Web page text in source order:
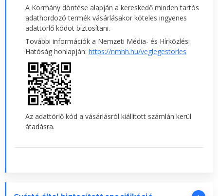
A Kormány döntése alapján a kereskedő minden tartós
adathordozó termék vásárlásakor köteles ingyenes
adattörlő kódot biztosítani.
További információk a Nemzeti Média- és Hírközlési
Hatóság honlapján: https://nmhh.hu/veglegestorles
Az adattörlő kód a vásárlásról kiállított számlán kerül
átadásra.